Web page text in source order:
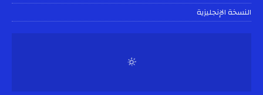
النسخة الإنجليزية